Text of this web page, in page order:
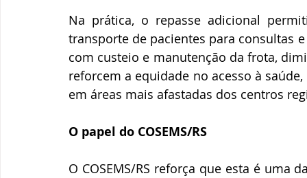
Na prática, o repasse adicional
transporte de pacientes para consultas
com custeio e manutenção da frota,
reforcem a equidade no acesso à
em áreas mais afastadas dos centros
O papel do COSEMS/RS
O COSEMS/RS reforça que esta é uma